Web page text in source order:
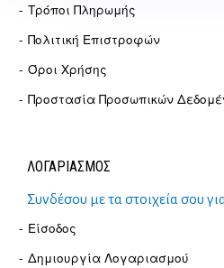
Τρόποι Πληρωμής
Πολιτική Επιστροφών
Όροι Χρήσης
Προστασία Προσωπικών
ΛΟΓΑΡΙΑΣΜΟΣ
Συνδέσου με τα στοιχεία σου
Είσοδος
Δημιουργία Λογαριασμού